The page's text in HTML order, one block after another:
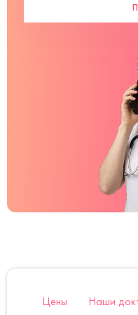
Цены Наши